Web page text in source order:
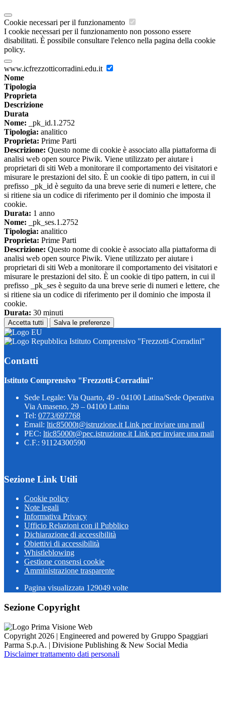
Cookie necessari per il funzionamento
I cookie necessari per il funzionamento non possono essere
disabilitati. È possibile consultare l'elenco nella pagina della cookie
policy.
www.icfrezzotticorradini.edu.it
Nome
Tipologia
Proprieta
Descrizione
Durata
Nome: _pk_id.1.2752
Tipologia: analitico
Proprieta: Prime Parti
Descrizione: Questo nome di cookie è associato alla piattaforma di
analisi web open source Piwik. Viene utilizzato per aiutare i
proprietari di siti Web a monitorare il comportamento dei visitatori e
misurare le prestazioni del sito. È un cookie di tipo pattern, in cui il
prefisso _pk_id è seguito da una breve serie di numeri e lettere, che
si ritiene sia un codice di riferimento per il dominio che imposta il
cookie.
Durata: 1 anno
Nome: _pk_ses.1.2752
Tipologia: analitico
Proprieta: Prime Parti
Descrizione: Questo nome di cookie è associato alla piattaforma di
analisi web open source Piwik. Viene utilizzato per aiutare i
proprietari di siti Web a monitorare il comportamento dei visitatori e
misurare le prestazioni del sito. È un cookie di tipo pattern, in cui il
prefisso _pk_ses è seguito da una breve serie di numeri e lettere, che
si ritiene sia un codice di riferimento per il dominio che imposta il
cookie.
Durata: 30 minuti
Accetta tutti Salva le preferenze
Istituto Comprensivo "Frezzotti-Corradini"
Contatti
Istituto Comprensivo "Frezzotti-Corradini"
Sede Legale: Via Quarto, 49 - 04100 Latina/Sede Operativa
Via Amaseno, 29 – 04100 Latina
Tel: 0773/697768
Email: ltic85000t@istruzione.it Link per inviare una mail
PEC: ltic85000t@pec.istruzione.it Link per inviare una mail
C.F.: 91124300590
Sezione Link Utili
Cookie policy
Note legali
Informativa Privacy
Ufficio Relazioni con il Pubblico
Dichiarazione di accessibilità
Obiettivi di accessibilità
Whistleblowing
Gestione consensi cookie
Amministrazione trasparente
Pagina visualizzata 129049 volte
Sezione Copyright
Copyright 2026 | Engineered and powered by Gruppo Spaggiari
Parma S.p.A. | Divisione Publishing & New Social Media
Disclaimer trattamento dati personali